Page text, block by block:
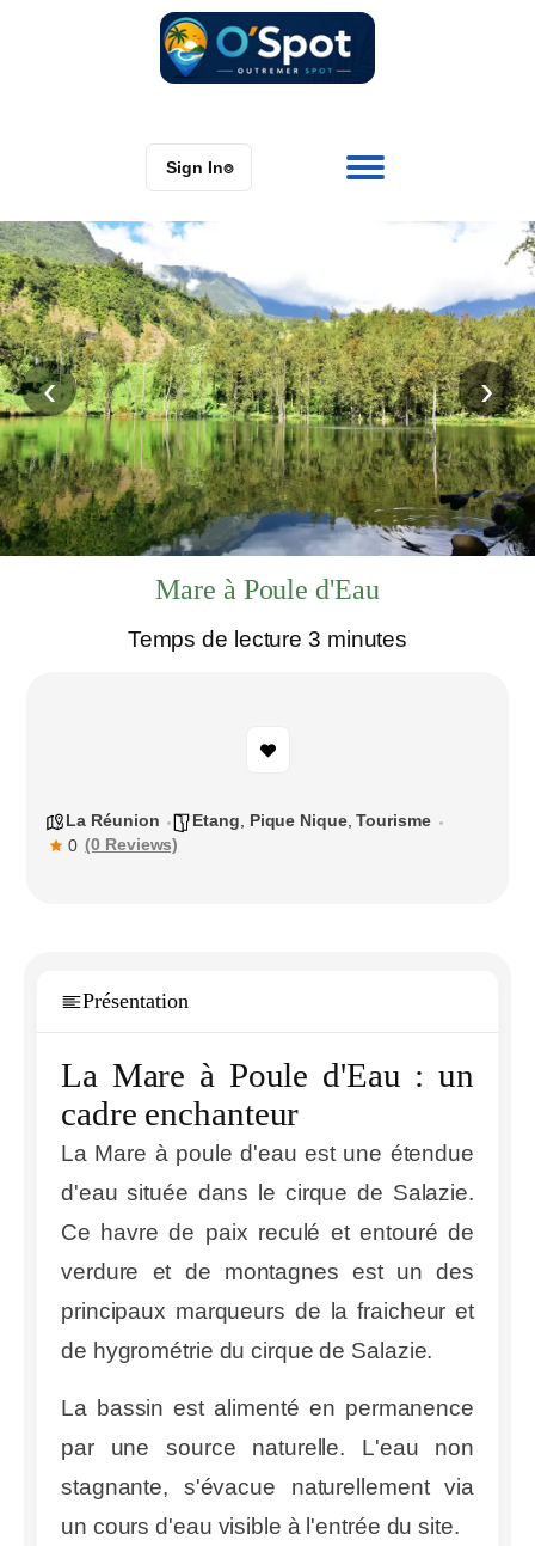
Sign In⌾
‹ ›
Mare à Poule d'Eau
Temps de lecture 3 minutes
La Réunion Etang Pique Nique,Tourisme
0 (0 Reviews)
Présentation
La Mare à Poule d'Eau : un
cadre enchanteur
La Mare à poule d'eau est une étendue
d'eau située dans le cirque de Salazie.
Ce havre de paix reculé et entouré de
verdure et de montagnes est un des
principaux marqueurs de la fraicheur et
de hygrométrie du cirque de Salazie.
La bassin est alimenté en permanence
par une source naturelle. L'eau non
stagnante, s'évacue naturellement via
un cours d'eau visible à l'entrée du site.